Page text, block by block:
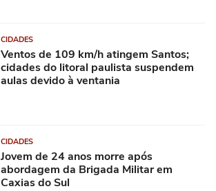
CIDADES
Ventos de 109 km/h atingem Santos;
cidades do litoral paulista suspendem
aulas devido à ventania
CIDADES
Jovem de 24 anos morre após
abordagem da Brigada Militar em
Caxias do Sul